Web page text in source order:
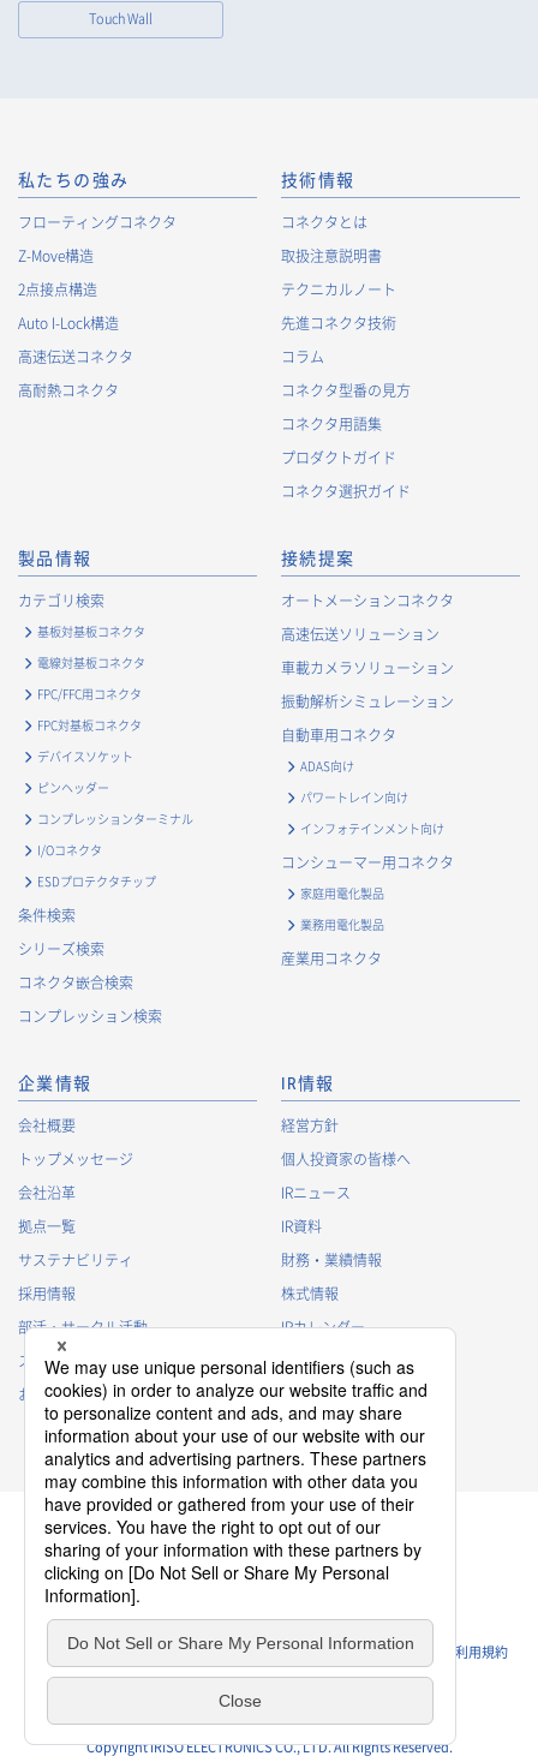
Touch Wall
私たちの強み
フローティングコネクタ
Z-Move構造
2点接点構造
Auto I-Lock構造
高速伝送コネクタ
高耐熱コネクタ
技術情報
コネクタとは
取扱注意説明書
テクニカルノート
先進コネクタ技術
コラム
コネクタ型番の見方
コネクタ用語集
プロダクトガイド
コネクタ選択ガイド
製品情報
カテゴリ検索
基板対基板コネクタ
電線対基板コネクタ
FPC/FFC用コネクタ
FPC対基板コネクタ
デバイスソケット
ピンヘッダー
コンプレッションターミナル
I/Oコネクタ
ESDプロテクタチップ
条件検索
シリーズ検索
コネクタ嵌合検索
コンプレッション検索
接続提案
オートメーションコネクタ
高速伝送ソリューション
車載カメラソリューション
振動解析シミュレーション
自動車用コネクタ
ADAS向け
パワートレイン向け
インフォテインメント向け
コンシューマー用コネクタ
家庭用電化製品
業務用電化製品
産業用コネクタ
企業情報
会社概要
トップメッセージ
会社沿革
拠点一覧
サステナビリティ
採用情報
部活・サークル活動
スポンサー活動
お問い合わせ
IR情報
経営方針
個人投資家の皆様へ
IRニュース
IR資料
財務・業績情報
株式情報
IRカレンダー
IRに関するよくあるご質問
IRポリシー
免責事項
プライバシーポリシー
クッキーポリシー
ソーシャルメディアポリシー
ウェブサイトのご利用条件 利用規約
Copyright IRISO ELECTRONICS CO., LTD. All Rights Reserved.